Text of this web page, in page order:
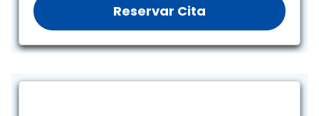
Reservar Cita